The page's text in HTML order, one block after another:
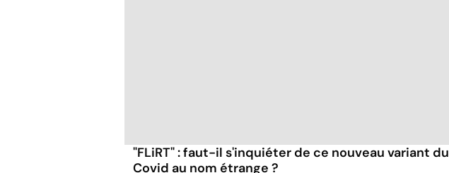
"FLiRT" : faut-il s'inquiéter de ce nouveau variant du
Covid au nom étrange ?